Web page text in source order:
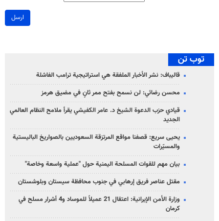
ارسل
توب تن
قاليباف: نشر الأخبار الملفقة هي استراتيجية ترامب الفاشلة
محسن رضائي: لن نسمح بفتح ممر ثانٍ في مضيق هرمز
قيادي حزب الدعوة الشيخ د. عامر الكفيشي يقرأ ملامح النظام العالمي
الجديد
يحيى سريع: قصفنا مواقع المرتزقة السعوديين بالصواريخ الباليستية
والمسيّرات
بيان مهم للقوات المسلحة اليمنية حول "عملية واسعة وخاصة"
مقتل عناصر فريق إرهابي في جنوب محافظة سيستان وبلوشستان
وزارة الأمن الإيرانية: اعتقال 21 عميلاً للموساد و4 أشرار مسلح في
كرمان